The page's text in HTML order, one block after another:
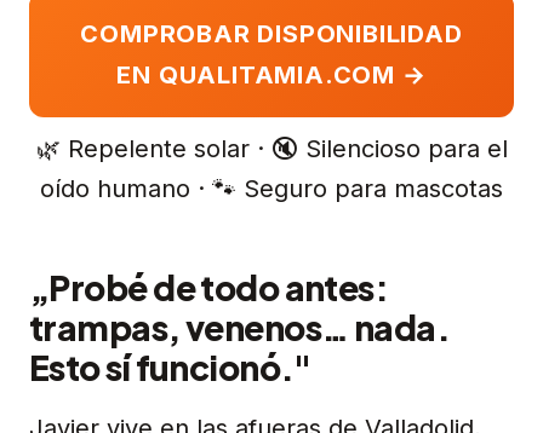
COMPROBAR DISPONIBILIDAD
EN QUALITAMIA.COM →
🌿 Repelente solar · 🔇 Silencioso para el
oído humano · 🐾 Seguro para mascotas
„Probé de todo antes:
trampas, venenos… nada.
Esto sí funcionó."